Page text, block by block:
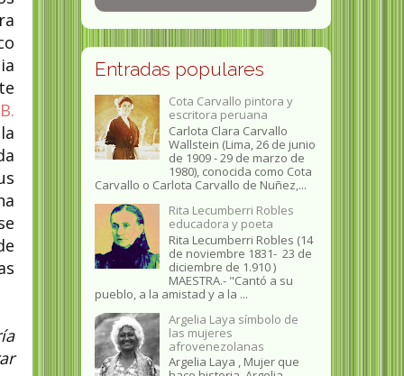
Entradas populares
Cota Carvallo pintora y
escritora peruana
Carlota Clara Carvallo
Wallstein (Lima, 26 de junio
de 1909 - 29 de marzo de
1980), conocida como Cota
Carvallo o Carlota Carvallo de Nuñez,...
Rita Lecumberri Robles
educadora y poeta
Rita Lecumberri Robles (14
de noviembre 1831- 23 de
diciembre de 1.910 )
MAESTRA.- "Cantó a su
pueblo, a la amistad y a la ...
Argelia Laya símbolo de
las mujeres
afrovenezolanas
Argelia Laya , Mujer que